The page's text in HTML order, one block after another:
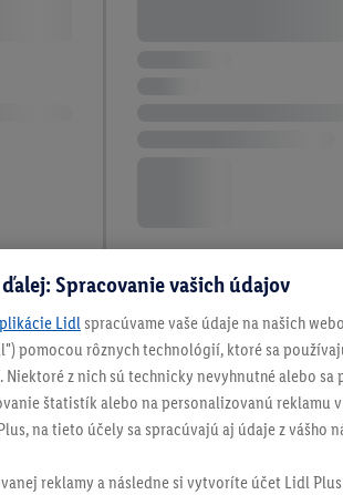
8 / 8
sa však zriecť čerstvo
spotrebičmi z obchodu
Spracovanie vašich údajov
Lidl spracúvame vaše údaje na našich
pomocou rôznych technológií, ktoré sa
z nich sú technicky nevyhnutné alebo sa
štatistík alebo na personalizovanú reklamu
na tieto účely sa spracúvajú aj údaje z vášho
reklamy a následne si vytvoríte účet Lidl